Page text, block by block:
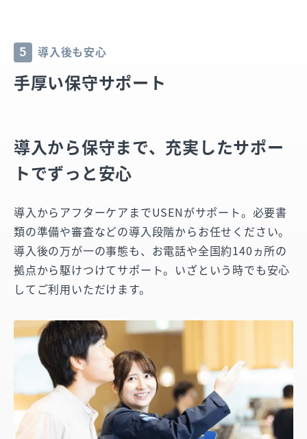
5 導入後も安心
手厚い保守サポート
導入から保守まで、 充実したサポー
トでずっと安心
導入からアフターケアまでUSENがサポート。必要書
類の準備や審査などの導入段階からお任せください。
導入後の万が一の事態も、お電話や全国約140ヵ所の
拠点から駆けつけてサポート。いざという時でも安心
してご利用いただけます。